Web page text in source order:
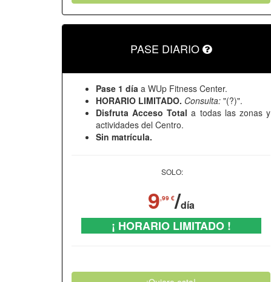
PASE DIARIO
Pase 1 día a WUp Fitness Center.
HORARIO LIMITADO. Consulta: "(?)".
Disfruta Acceso Totala todas las zonas y
actividades del Centro.
Sin matrícula.
SOLO:
9,99 €/día
¡ HORARIO LIMITADO !